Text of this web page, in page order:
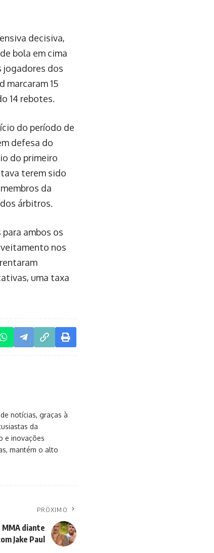
decisiva,
bola em cima
jogadores dos
marcaram 15
14 rebotes.
do período de
defesa do
do primeiro
terem sido
da
árbitros.
ambos os
nos
uma taxa
notícias, graças à
da
e inovações
mantém o alto
PRÓXIMO
diante
Jake Paul